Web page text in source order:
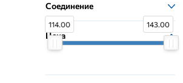
Соединение
Цена
114.00 143.00